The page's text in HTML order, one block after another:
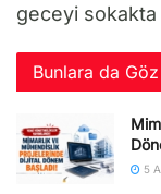
geceyi
Bunlara da
5